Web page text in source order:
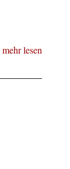
mehr lesen